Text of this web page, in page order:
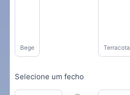
Bege Terracota
Selecione um fecho